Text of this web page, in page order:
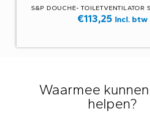
S&P DOUCHE- TOILETVENTILATOR
€113,25 Incl. btw
Waarmee
helpen?